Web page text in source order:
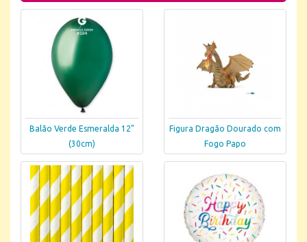
Balão Verde Esmeralda 12"
(30cm)
Figura Dragão Dourado com
Fogo Papo